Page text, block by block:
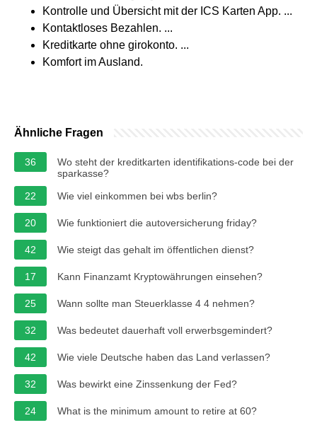
Kontrolle und Übersicht mit der ICS Karten App. ...
Kontaktloses Bezahlen. ...
Kreditkarte ohne girokonto. ...
Komfort im Ausland.
Ähnliche Fragen
36
Wo steht der kreditkarten identifikations-code bei der
sparkasse?
22
Wie viel einkommen bei wbs berlin?
20 Wie funktioniert die autoversicherung friday?
42 Wie steigt das gehalt im öffentlichen dienst?
17 Kann Finanzamt Kryptowährungen einsehen?
25 Wann sollte man Steuerklasse 4 4 nehmen?
32 Was bedeutet dauerhaft voll erwerbsgemindert?
42 Wie viele Deutsche haben das Land verlassen?
32 Was bewirkt eine Zinssenkung der Fed?
24 What is the minimum amount to retire at 60?